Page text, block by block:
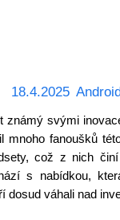
18.4.2025
známý svými
mnoho fanoušků
což z nich
s nabídkou,
dosud váhali nad